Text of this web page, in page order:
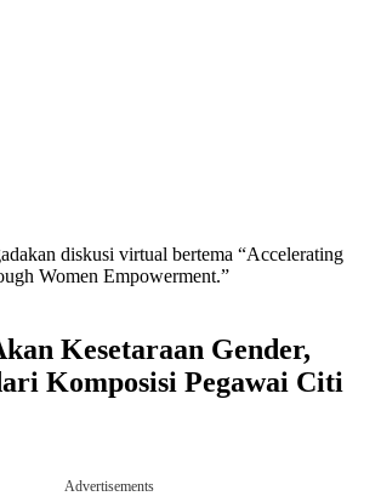
diskusi virtual bertema “Accelerating
Women Empowerment.”
Kesetaraan Gender,
Komposisi Pegawai Citi
Advertisements